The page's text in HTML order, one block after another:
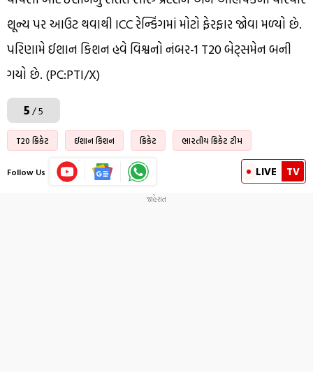
શૂન્ય પર આઉટ થવાથી ICC રેન્કિંગમાં મોટો ફેરફાર જોવા મળ્યો છે.
પરિણામે ઈશાન કિશન હવે વિશ્વનો નંબર-1 T20 બેટ્સમેન બની
ગયો છે. (PC:PTI/X)
5/ 5
T20 ક્રિકેટ ઈશાન કિશન ક્રિકેટ ભારતીય ક્રિકેટ ટીમ
Follow Us LIVE TV